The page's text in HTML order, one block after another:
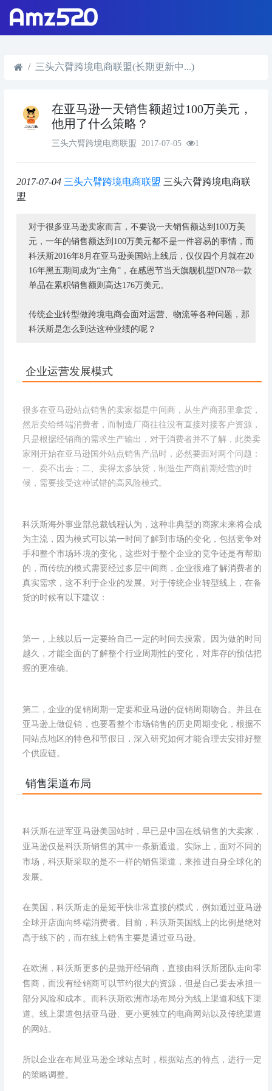
三头六臂跨境电商联盟(长期更新中...)
在亚马逊一天销售额超过100万美元，
他用了什么策略？
三头六臂跨境电商联盟 2017-07-05 1
2017-07-04 三头六臂跨境电商联盟 三头六臂跨境电商联
盟
对于很多亚马逊卖家而言，不要说一天销售额达到100万美
元，一年的销售额达到100万美元都不是一件容易的事情，而
科沃斯2016年8月在亚马逊美国站上线后，仅仅四个月就在20
16年黑五期间成为“主角”，在感恩节当天旗舰机型DN78一款
单品在累积销售额则高达176万美元。
传统企业转型做跨境电商会面对运营、物流等各种问题，那
科沃斯是怎么到达这种业绩的呢？
企业运营发展模式
很多在亚马逊站点销售的卖家都是中间商，从生产商那里拿货，
然后卖给终端消费者，而制造厂商往往没有直接对接客户资源，
只是根据经销商的需求生产输出，对于消费者并不了解，此类卖
家刚开始在亚马逊国外站点销售产品时，必然要面对两个问题：
一、卖不出去；二、卖得太多缺货，制造生产商前期经营的时
候，需要接受这种试错的高风险模式。
科沃斯海外事业部总裁钱程认为，这种非典型的商家未来将会成
为主流，因为模式可以第一时间了解到市场的变化，包括竞争对
手和整个市场环境的变化，这些对于整个企业的竞争还是有帮助
的，而传统的模式需要经过多层中间商，企业很难了解消费者的
真实需求，这不利于企业的发展。对于传统企业转型线上，在备
货的时候有以下建议：
第一，上线以后一定要给自己一定的时间去摸索。因为做的时间
越久，才能全面的了解整个行业周期性的变化，对库存的预估把
握的更准确。
第二，企业的促销周期一定要和亚马逊的促销周期吻合。并且在
亚马逊上做促销，也要看整个市场销售的历史周期变化，根据不
同站点地区的特色和节假日，深入研究如何才能合理去安排好整
个供应链。
销售渠道布局
科沃斯在进军亚马逊美国站时，早已是中国在线销售的大卖家，
亚马逊仅是科沃斯销售的其中一条新通道。实际上，面对不同的
市场，科沃斯采取的是不一样的销售渠道，来推进自身全球化的
发展。
在美国，科沃斯走的是短平快非常直接的模式，例如通过亚马逊
全球开店面向终端消费者。目前，科沃斯美国线上的比例是绝对
高于线下的，而在线上销售主要是通过亚马逊。
在欧洲，科沃斯更多的是抛开经销商，直接由科沃斯团队走向零
售商，而没有经销商可以节约很大的资源，但是自己要去承担一
部分风险和成本。而科沃斯欧洲市场布局分为线上渠道和线下渠
道。线上渠道包括亚马逊、更小更独立的电商网站以及传统渠道
的网站。
所以企业在布局亚马逊全球站点时，根据站点的特点，进行一定
的策略调整。